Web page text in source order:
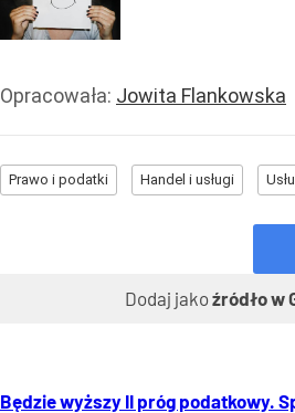
Opracowała: Jowita Flankowska
Prawo i podatki Handel i usługi
Dodaj jakoźródło w
Będzie wyższy II próg podatkowy.